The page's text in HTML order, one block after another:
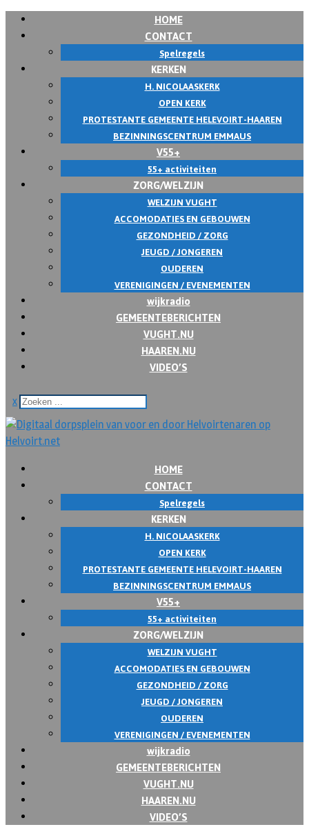
HOME
CONTACT
Spelregels
KERKEN
H. NICOLAASKERK
OPEN KERK
PROTESTANTE GEMEENTE HELEVOIRT-HAAREN
BEZINNINGSCENTRUM EMMAUS
V55+
55+ activiteiten
ZORG/WELZIJN
WELZIJN VUGHT
ACCOMODATIES EN GEBOUWEN
GEZONDHEID / ZORG
JEUGD / JONGEREN
OUDEREN
VERENIGINGEN / EVENEMENTEN
wijkradio
GEMEENTEBERICHTEN
VUGHT.NU
HAAREN.NU
VIDEO’S
x
HOME
CONTACT
Spelregels
KERKEN
H. NICOLAASKERK
OPEN KERK
PROTESTANTE GEMEENTE HELEVOIRT-HAAREN
BEZINNINGSCENTRUM EMMAUS
V55+
55+ activiteiten
ZORG/WELZIJN
WELZIJN VUGHT
ACCOMODATIES EN GEBOUWEN
GEZONDHEID / ZORG
JEUGD / JONGEREN
OUDEREN
VERENIGINGEN / EVENEMENTEN
wijkradio
GEMEENTEBERICHTEN
VUGHT.NU
HAAREN.NU
VIDEO’S